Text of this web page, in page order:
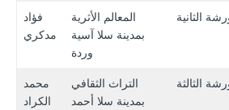
فؤاد
مدكري
المعالم الأثرية
بمدينة سلا آسية
وردة
الثانية
محمد
الكراد
التراث الثقافي
بمدينة سلا أحمد
الثالثة